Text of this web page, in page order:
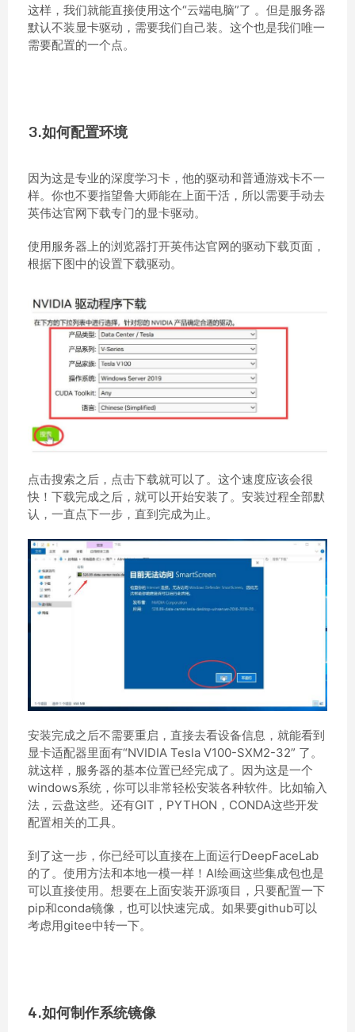
这样，我们就能直接使用这个“云端电脑”了 。但是服务器
默认不装显卡驱动，需要我们自己装。这个也是我们唯一
需要配置的一个点。
3.如何配置环境
因为这是专业的深度学习卡，他的驱动和普通游戏卡不一
样。你也不要指望鲁大师能在上面干活，所以需要手动去
英伟达官网下载专门的显卡驱动。
使用服务器上的浏览器打开英伟达官网的驱动下载页面，
根据下图中的设置下载驱动。
点击搜索之后，点击下载就可以了。这个速度应该会很
快！下载完成之后，就可以开始安装了。安装过程全部默
认，一直点下一步，直到完成为止。
安装完成之后不需要重启，直接去看设备信息，就能看到
显卡适配器里面有“NVIDIA Tesla V100-SXM2-32” 了。
就这样，服务器的基本位置已经完成了。因为这是一个
windows系统，你可以非常轻松安装各种软件。比如输入
法，云盘这些。还有GIT，PYTHON，CONDA这些开发
配置相关的工具。
到了这一步，你已经可以直接在上面运行DeepFaceLab
的了。使用方法和本地一模一样！AI绘画这些集成包也是
可以直接使用。想要在上面安装开源项目，只要配置一下
pip和conda镜像，也可以快速完成。如果要github可以
考虑用gitee中转一下。
4.如何制作系统镜像